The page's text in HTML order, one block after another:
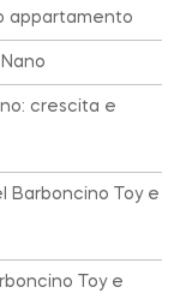
appartamento
crescita e
Barboncino Toy e
Toy e